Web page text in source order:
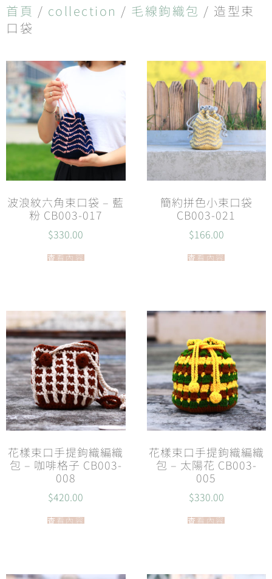
首頁 / collection / 毛線鉤織包 / 造型束
口袋
波浪紋六角束口袋 – 藍
粉 CB003-017
$330.00
查看內容
簡約拼色小束口袋
CB003-021
$166.00
查看內容
花樣束口手提鉤織編織
包 – 咖啡格子 CB003-
008
$420.00
查看內容
花樣束口手提鉤織編織
包 – 太陽花 CB003-
005
$330.00
查看內容